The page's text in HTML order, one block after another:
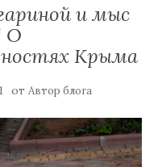
и мыс
О
Крыма
от Автор блога